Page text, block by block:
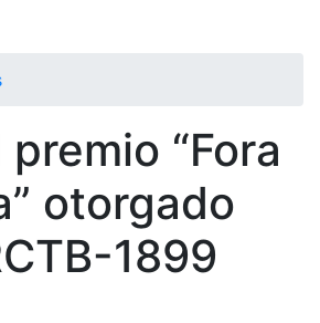
“Fora
otorgado
1899